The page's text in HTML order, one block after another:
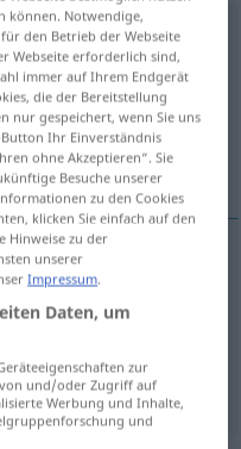
>
antippen)
können. Notwendige,
den Betrieb der Webseite
Webseite erforderlich sind,
immer auf Ihrem Endgerät
die der Bereitstellung
nur gespeichert, wenn Sie uns
Ihr Einverständnis
ohne Akzeptieren“. Sie
Besuche unserer
zu den Cookies
klicken Sie einfach auf den
Hinweise zu der
unserer
Impressum.
Daten, um
zur
und/oder Zugriff auf
Werbung und Inhalte,
und